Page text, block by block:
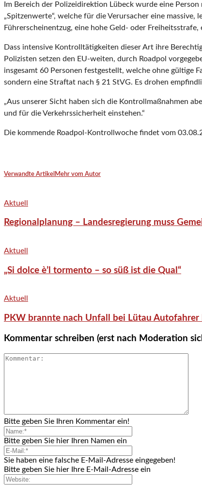
Im Bereich der Polizeidirektion Lübeck wurde eine
„Spitzenwerte“, welche für die Verursacher eine
Führerscheinentzug, eine hohe Geld- oder
Dass intensive Kontrolltätigkeiten dieser Art ihre
Polizisten setzen den EU-weiten, durch Roadpol
insgesamt 60 Personen festgestellt, welche ohne gültige
sondern eine Straftat nach § 21 StVG. Es drohen
„Aus unserer Sicht haben sich die Kontrollmaßnahmen
und für die Verkehrssicherheit einstehen.“
Die kommende Roadpol-Kontrollwoche findet vom
Verwandte Artikel Mehr vom Autor
Aktuell
Regionalplanung – Landesregierung muss
Aktuell
„Si dolce è’l tormento – so süß ist die Qual“
Aktuell
PKW brannte nach Unfall bei Lütau
Kommentar schreiben (erst nach Moderation
Bitte geben Sie Ihren Kommentar ein!
Bitte geben Sie hier Ihren Namen ein
Sie haben eine falsche E-Mail-Adresse eingegeben!
Bitte geben Sie hier Ihre E-Mail-Adresse ein